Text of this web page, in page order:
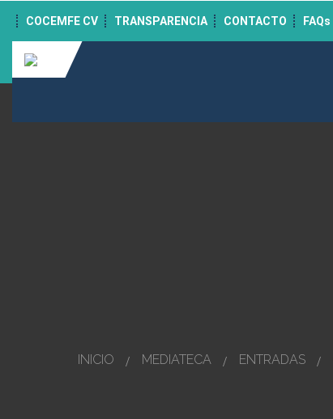
COCEMFE CV
TRANSPARENCIA CONTACTO FAQs
INICIO MEDIATECA ENTRADAS